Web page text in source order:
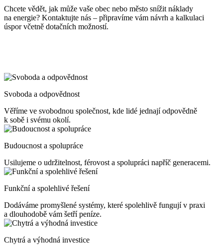
Chcete vědět, jak může vaše obec nebo město snížit náklady
na energie? Kontaktujte nás – připravíme vám návrh a kalkulaci
úspor včetně dotačních možností.
Svoboda a odpovědnost
Věříme ve svobodnou společnost, kde lidé jednají odpovědně
k sobě i svému okolí.
Budoucnost a spolupráce
Usilujeme o udržitelnost, férovost a spolupráci napříč generacemi.
Funkční a spolehlivé řešení
Dodáváme promyšlené systémy, které spolehlivě fungují v praxi
a dlouhodobě vám šetří peníze.
Chytrá a výhodná investice